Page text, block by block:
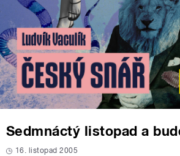
Sedmnáctý listopad a
16. listopad 2005